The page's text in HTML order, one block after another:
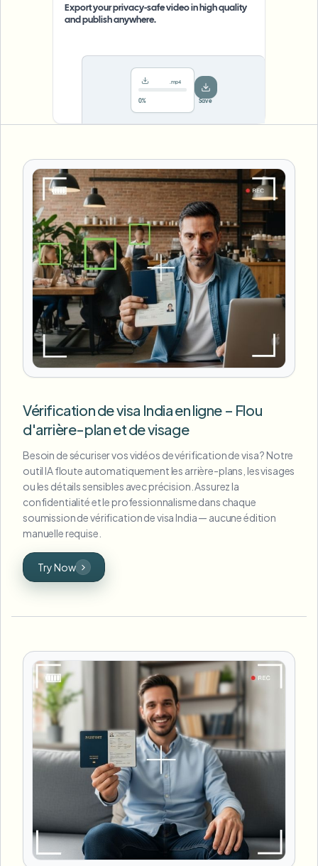
Export your privacy-safe video in high quality
and publish anywhere.
.mp4
78% ···
Vérification de visa India en ligne – Flou
d'arrière-plan et de visage
Besoin de sécuriser vos vidéos de vérification de visa ? Notre
outil IA floute automatiquement les arrière-plans, les visages
ou les détails sensibles avec précision. Assurez la
confidentialité et le professionnalisme dans chaque
soumission de vérification de visa India — aucune édition
manuelle requise.
Try Now